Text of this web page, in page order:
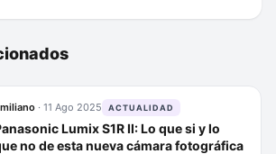
· 11 Ago 2025 ACTUALIDAD
Lumix S1R II: Lo que si y lo
no de esta nueva cámara fotográfica